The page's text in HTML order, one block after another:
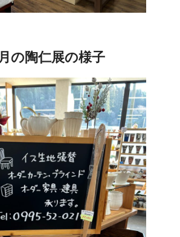
の陶仁展の様子